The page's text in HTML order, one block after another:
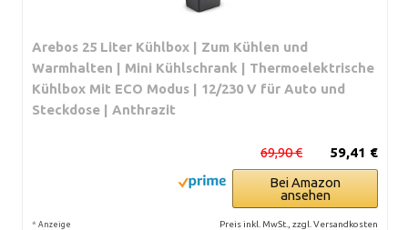
Arebos 25 Liter Kühlbox | Zum Kühlen und
Warmhalten | Mini Kühlschrank | Thermoelektrische
Kühlbox Mit ECO Modus | 12/230 V für Auto und
Steckdose | Anthrazit
59,41 €
69,90 €
Bei Amazon
ansehen
* Anzeige Preis inkl. MwSt., zzgl. Versandkosten